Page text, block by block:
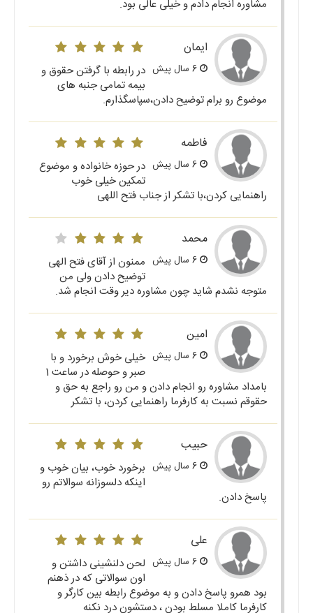
مشاوره انجام دادم و خیلی عالی بود.
ایمان
در رابطه با گرفتن حقوق و
بیمه تمامی جنبه های
موضوع رو برام توضیح دادن،سپاسگذارم.
فاطمه
در حوزه خانواده و موضوع
تمکین خیلی خوب
راهنمایی کردن،با تشکر از جناب فتح اللهی
محمد
ممنون از آقای فتح الهی
توضیح دادن ولی من
متوجه نشدم شاید چون مشاوره دیر وقت انجام شد.
امین
خیلی خوش برخورد و با
صبر و حوصله در ساعت 1
بامداد مشاوره رو انجام دادن و من رو راجع به حق و
حقوقم نسبت به کارفرما راهنمایی کردن، با تشکر
حبیب
برخورد خوب، بیان خوب و
اینکه دلسوزانه سوالاتم رو
پاسخ دادن.
علی
لحن دلنشینی داشتن و
اون سوالاتی که در ذهنم
بود همرو پاسخ دادن و به موضوع رابطه بین کارگر و
کارفرما کاملا مسلط بودن ، دستشون درد نکنه